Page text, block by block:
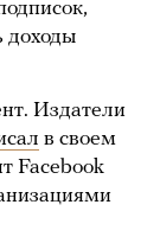
доходы
Издатели
в своем
Facebook